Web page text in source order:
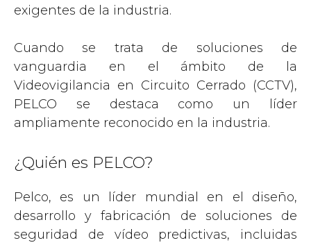
exigentes de la industria.
Cuando se trata de soluciones de
vanguardia en el ámbito de la
Videovigilancia en Circuito Cerrado (CCTV),
PELCO se destaca como un líder
ampliamente reconocido en la industria.
¿Quién es PELCO?
Pelco, es un líder mundial en el diseño,
desarrollo y fabricación de soluciones de
seguridad de vídeo predictivas, incluidas